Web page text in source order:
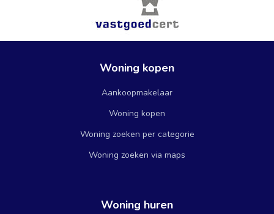
Woning kopen
Aankoopmakelaar
Woning kopen
Woning zoeken per categorie
Woning zoeken via maps
Woning huren